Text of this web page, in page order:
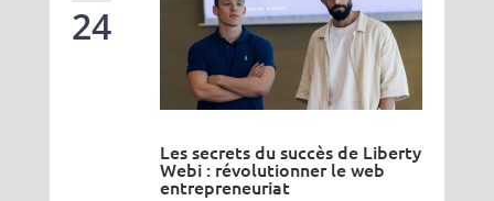
24
Les secrets du succès de Liberty
Webi : révolutionner le web
entrepreneuriat